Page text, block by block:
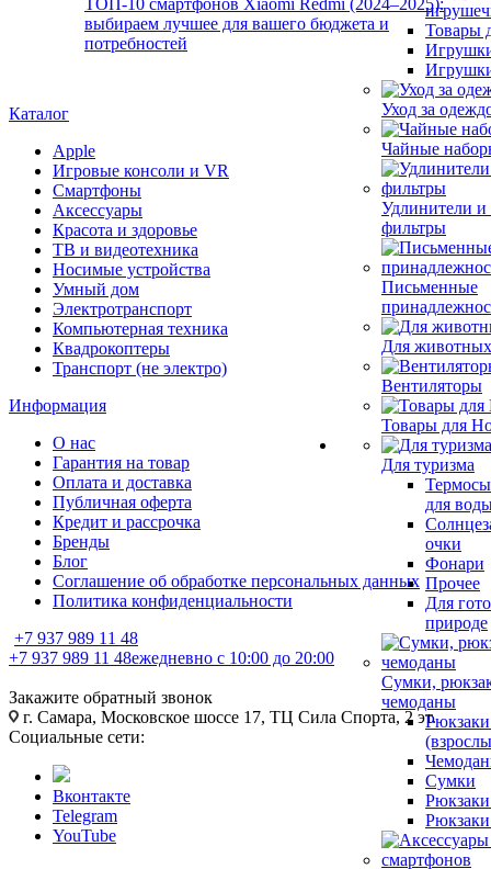
Товары
Уход за
Чайные
Удлинители и
фильтры
Письменные
Для животных
Вентиляторы
Товары для
Для туризма
для
очки
Фонари
Прочее
Для
природе
Сумки,
чемоданы
Сумки
Рюкзаки
выбираем лучшее для вашего бюджета и
потребностей
Каталог
Apple
Игровые консоли и VR
Смартфоны
Аксессуары
Красота и здоровье
ТВ и видеотехника
Носимые устройства
Умный дом
Электротранспорт
Компьютерная техника
Квадрокоптеры
Транспорт (не электро)
Информация
О нас
Гарантия на товар
Оплата и доставка
Публичная оферта
Кредит и рассрочка
Бренды
Блог
Соглашение об обработке персональных данных
Политика конфиденциальности
+7 937 989 11 48
+7 937 989 11 48ежедневно с 10:00 до 20:00
Закажите обратный звонок
г. Самара, Московское шоссе 17, ТЦ Сила Спорта, 2 эт.
Социальные сети:
Вконтакте
Telegram
YouTube